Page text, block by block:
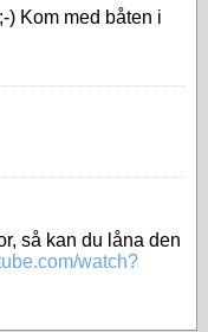
) Kom med båten i
så kan du låna den
watch?